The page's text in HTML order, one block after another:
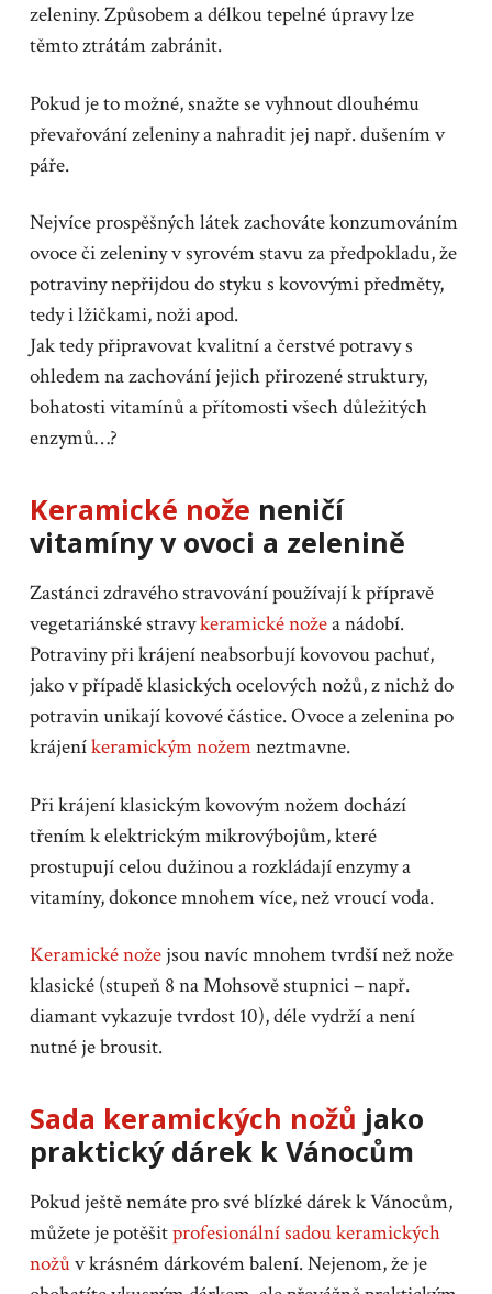
zeleniny. Způsobem a délkou tepelné úpravy lze
těmto ztrátám zabránit.
Pokud je to možné, snažte se vyhnout dlouhému
převařování zeleniny a nahradit jej např. dušením v
páře.
Nejvíce prospěšných látek zachováte konzumováním
ovoce či zeleniny v syrovém stavu za předpokladu, že
potraviny nepřijdou do styku s kovovými předměty,
tedy i lžičkami, noži apod.
Jak tedy připravovat kvalitní a čerstvé potravy s
ohledem na zachování jejich přirozené struktury,
bohatosti vitamínů a přítomosti všech důležitých
enzymů…?
Keramické nože neničí
vitamíny v ovoci a zelenině
Zastánci zdravého stravování používají k přípravě
vegetariánské stravykeramické nožea nádobí.
Potraviny při krájení neabsorbují kovovou pachuť,
jako v případě klasických ocelových nožů, z nichž do
potravin unikají kovové částice. Ovoce a zelenina po
krájeníkeramickým nožemneztmavne.
Při krájení klasickým kovovým nožem dochází
třením k elektrickým mikrovýbojům, které
prostupují celou dužinou a rozkládají enzymy a
vitamíny, dokonce mnohem více, než vroucí voda.
Keramické nožejsou navíc mnohem tvrdší než nože
klasické (stupeň 8 na Mohsově stupnici – např.
diamant vykazuje tvrdost 10), déle vydrží a není
nutné je brousit.
Sada keramických nožů jako
praktický dárek k Vánocům
Pokud ještě nemáte pro své blízké dárek k Vánocům,
můžete je potěšitprofesionální sadou keramických
nožův krásném dárkovém balení. Nejenom, že je